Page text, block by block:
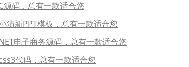
源码，总有一款适合您
清新PPT模板，总有一款适合您
电子商务源码，总有一款适合您
代码，总有一款适合您